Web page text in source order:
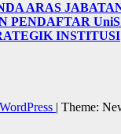
ARAS
PENDAFTAR
INSTITUSI
| Theme: